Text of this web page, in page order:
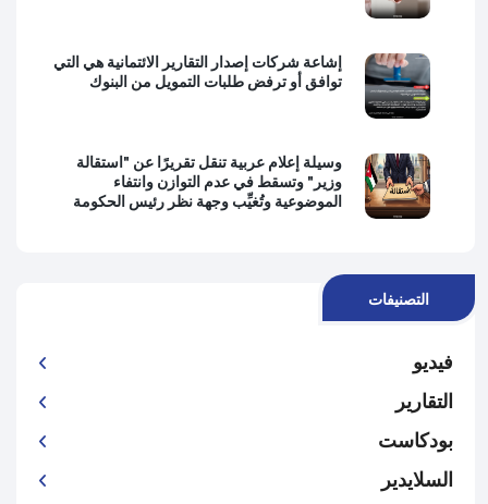
إشاعة شركات إصدار التقارير الائتمانية هي التي
توافق أو ترفض طلبات التمويل من البنوك
وسيلة إعلام عربية تنقل تقريرًا عن "استقالة
وزير" وتسقط في عدم التوازن وانتفاء
الموضوعية وتُغيِّب وجهة نظر رئيس الحكومة
التصنيفات
فيديو
التقارير
بودكاست
السلايدير